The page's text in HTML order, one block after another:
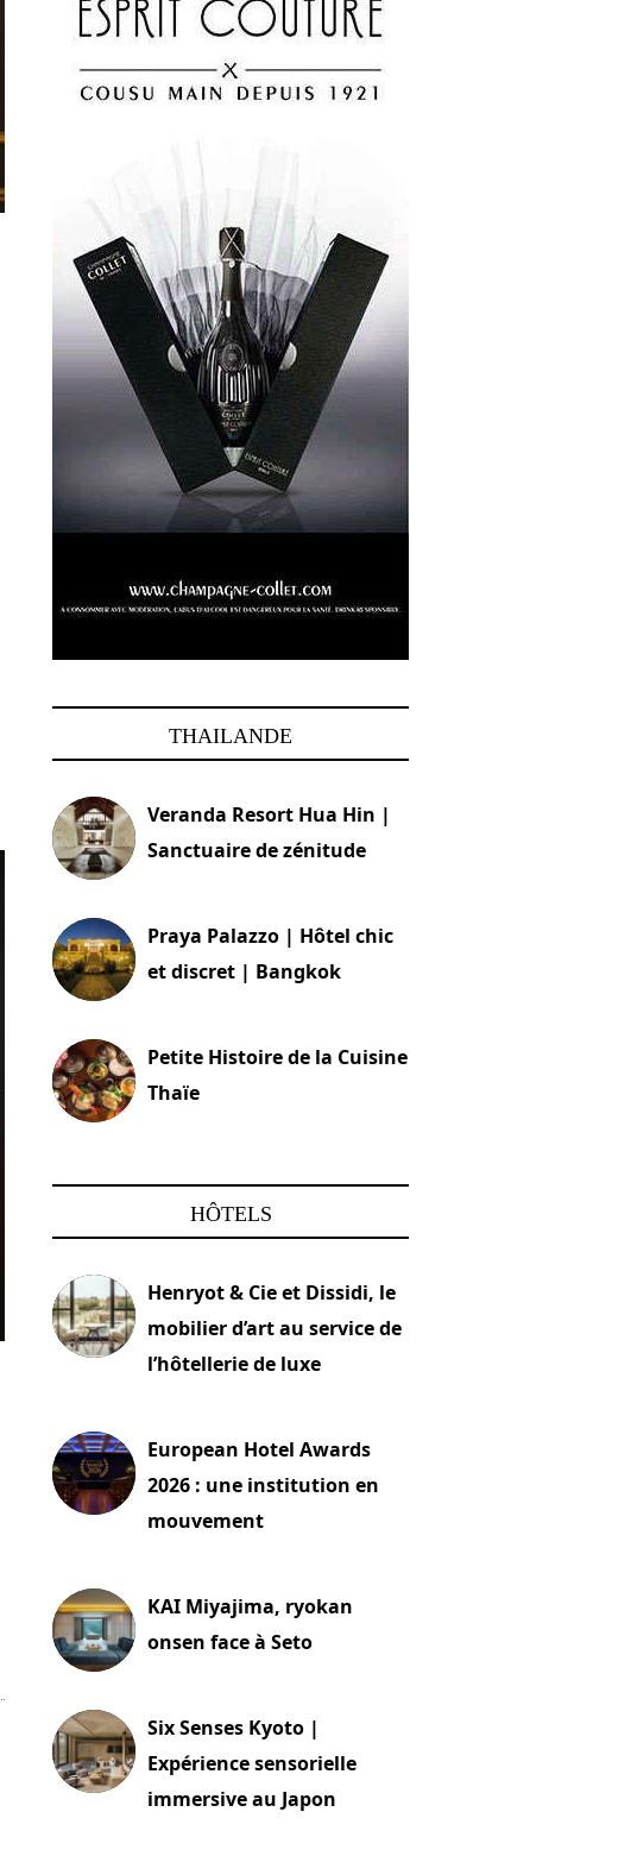
THAILANDE
Veranda Resort Hua Hin |
Sanctuaire de zénitude
Praya Palazzo | Hôtel chic
et discret | Bangkok
Petite Histoire de la Cuisine
Thaïe
HÔTELS
Henryot & Cie et Dissidi, le
mobilier d’art au service de
l’hôtellerie de luxe
European Hotel Awards
2026 : une institution en
mouvement
KAI Miyajima, ryokan
onsen face à Seto
Six Senses Kyoto |
Expérience sensorielle
immersive au Japon